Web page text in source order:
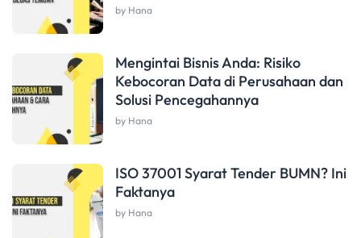
by Hana
Mengintai Bisnis Anda: Risiko
Kebocoran Data di Perusahaan dan
Solusi Pencegahannya
by Hana
ISO 37001 Syarat Tender BUMN? Ini
Faktanya
by Hana